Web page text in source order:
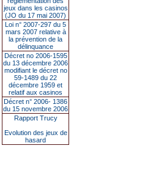
jeux dans les casinos
(JO du 17 mai 2007)
Loi n° 2007-297 du 5
mars 2007 relative à
la prévention de la
délinquance
Décret no 2006-1595
du 13 décembre 2006
modifiant le décret no
59-1489 du 22
décembre 1959 et
relatif aux casinos
Décret n° 2006- 1386
du 15 novembre 2006
Rapport Trucy
Evolution des jeux de
hasard